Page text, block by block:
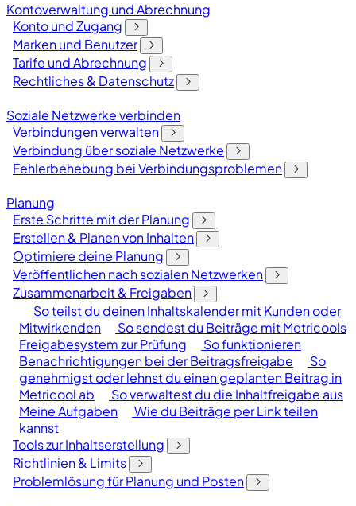
Kontoverwaltung und Abrechnung
Konto und Zugang
Marken und Benutzer
Tarife und Abrechnung
Rechtliches & Datenschutz
Soziale Netzwerke verbinden
Verbindungen verwalten
Verbindung über soziale Netzwerke
Fehlerbehebung bei Verbindungsproblemen
Planung
Erste Schritte mit der Planung
Erstellen & Planen von Inhalten
Optimiere deine Planung
Veröffentlichen nach sozialen Netzwerken
Zusammenarbeit & Freigaben
So teilst du deinen Inhaltskalender mit Kunden oder
Mitwirkenden
So sendest du Beiträge mit Metricools
Freigabesystem zur Prüfung
So funktionieren
Benachrichtigungen bei der Beitragsfreigabe
So
genehmigst oder lehnst du einen geplanten Beitrag in
Metricool ab
So verwaltest du die Inhaltfreigabe aus
Meine Aufgaben
Wie du Beiträge per Link teilen
kannst
Tools zur Inhaltserstellung
Richtlinien & Limits
Problemlösung für Planung und Posten